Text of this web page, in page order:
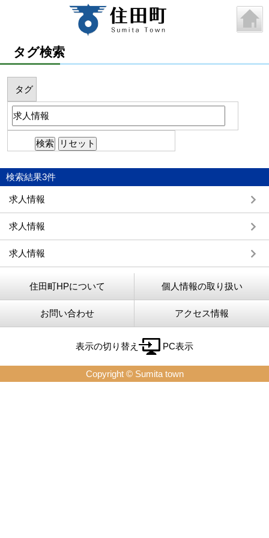
タグ検索
タグ
検索結果3件
求人情報
求人情報
求人情報
住田町HPについて 個人情報の取り扱い
お問い合わせ アクセス情報
表示の切り替え PC表示
Copyright © Sumita town